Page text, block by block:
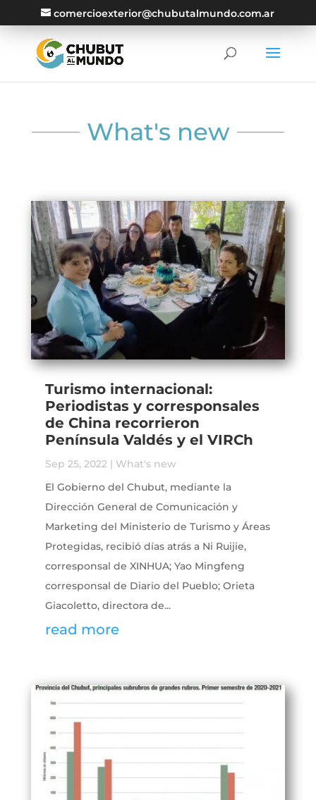
comercioexterior@chubutalmundo.com.ar
What's new
Turismo internacional:
Periodistas y corresponsales
de China recorrieron
Península Valdés y el VIRCh
Sep 25, 2022| What's new
El Gobierno del Chubut, mediante la
Dirección General de Comunicación y
Marketing del Ministerio de Turismo y Áreas
Protegidas, recibió días atrás a Ni Ruijie,
corresponsal de XINHUA; Yao Mingfeng
corresponsal de Diario del Pueblo; Orieta
Giacoletto, directora de...
read more